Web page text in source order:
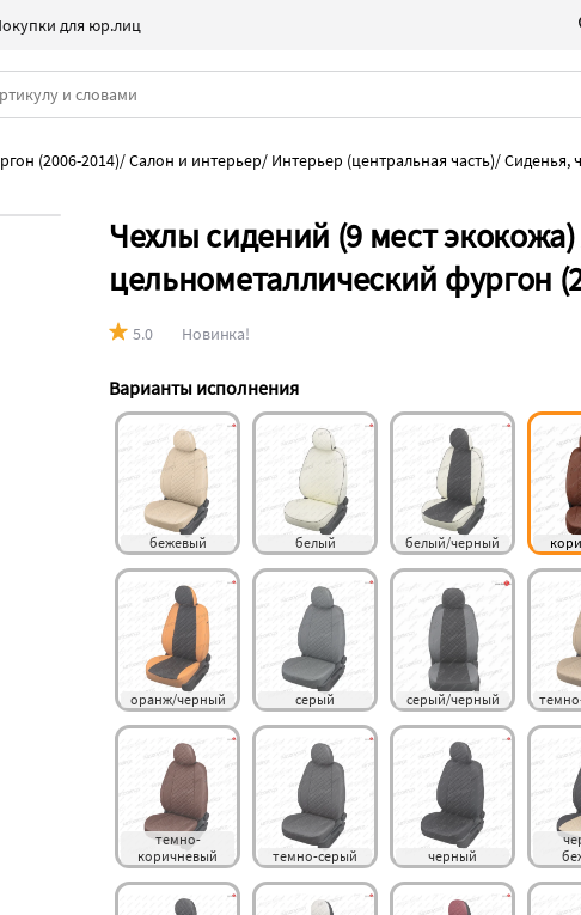
для юр.лиц
(2006-2014)/Салон и интерьер/ Интерьер (центральная часть)/Сиденья,
Чехлы сидений (9 мест
цельнометаллический фургон
5.0 Новинка!
Варианты исполнения
бежевый белый белый/черный
оранж/черный серый серый/черный
темно-
коричневый
темно-серый черный